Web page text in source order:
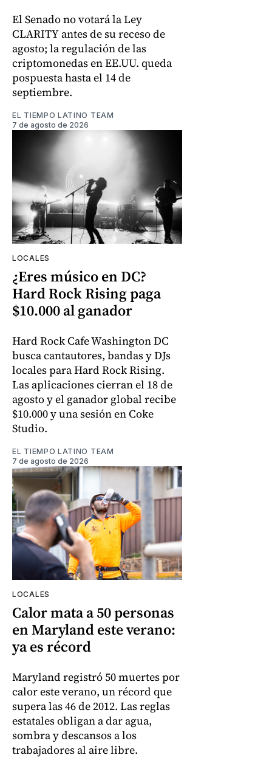
El Senado no votará la Ley
CLARITY antes de su receso de
agosto; la regulación de las
criptomonedas en EE.UU. queda
pospuesta hasta el 14 de
septiembre.
EL TIEMPO LATINO TEAM
7 de agosto de 2026
LOCALES
¿Eres músico en DC?
Hard Rock Rising paga
$10.000 al ganador
Hard Rock Cafe Washington DC
busca cantautores, bandas y DJs
locales para Hard Rock Rising.
Las aplicaciones cierran el 18 de
agosto y el ganador global recibe
$10.000 y una sesión en Coke
Studio.
EL TIEMPO LATINO TEAM
7 de agosto de 2026
LOCALES
Calor mata a 50 personas
en Maryland este verano:
ya es récord
Maryland registró 50 muertes por
calor este verano, un récord que
supera las 46 de 2012. Las reglas
estatales obligan a dar agua,
sombra y descansos a los
trabajadores al aire libre.